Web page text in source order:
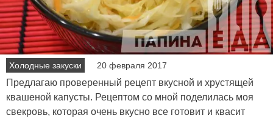
Холодные закуски 20 февраля 2017
Предлагаю проверенный рецепт вкусной и хрустящей
квашеной капусты. Рецептом со мной поделилась моя
свекровь, которая очень вкусно все готовит и квасит